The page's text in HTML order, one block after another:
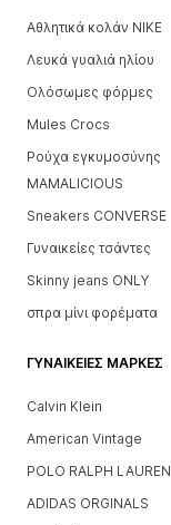
Αθλητικά κολάν NIKE
Λευκά γυαλιά ηλίου
Ολόσωμες φόρμες
Mules Crocs
Ρούχα εγκυμοσύνης
MAMALICIOUS
Sneakers CONVERSE
Γυναικείες τσάντες
Skinny jeans ONLY
σπρα μίνι φορέματα
ΓΥΝΑΙΚΕΊΕΣ ΜΆΡΚΕΣ
Calvin Klein
American Vintage
POLO RALPH LAUREN
ADIDAS ORGINALS